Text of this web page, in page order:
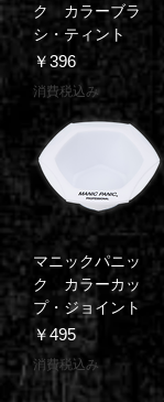
ク カラーブラ
シ・ティント
価格
￥396
消費税込み
マニックパニッ
ク カラーカッ
プ・ジョイント
価格
￥495
消費税込み